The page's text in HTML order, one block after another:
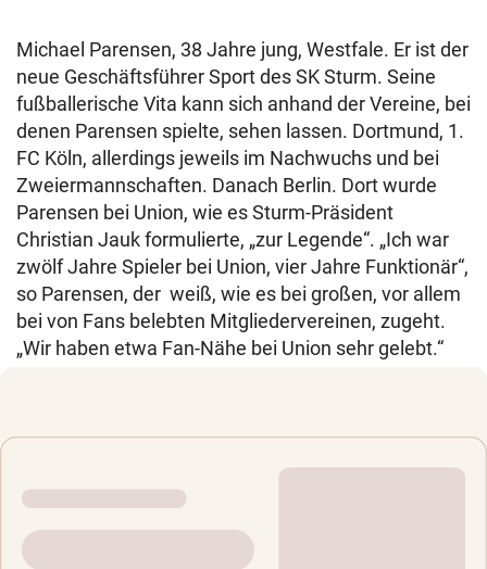
Michael Parensen, 38 Jahre jung, Westfale. Er ist der
neue Geschäftsführer Sport des SK Sturm. Seine
fußballerische Vita kann sich anhand der Vereine, bei
denen Parensen spielte, sehen lassen. Dortmund, 1.
FC Köln, allerdings jeweils im Nachwuchs und bei
Zweiermannschaften. Danach Berlin. Dort wurde
Parensen bei Union, wie es Sturm-Präsident
Christian Jauk formulierte, „zur Legende“. „Ich war
zwölf Jahre Spieler bei Union, vier Jahre Funktionär“,
so Parensen, der weiß, wie es bei großen, vor allem
bei von Fans belebten Mitgliedervereinen, zugeht.
„Wir haben etwa Fan-Nähe bei Union sehr gelebt.“